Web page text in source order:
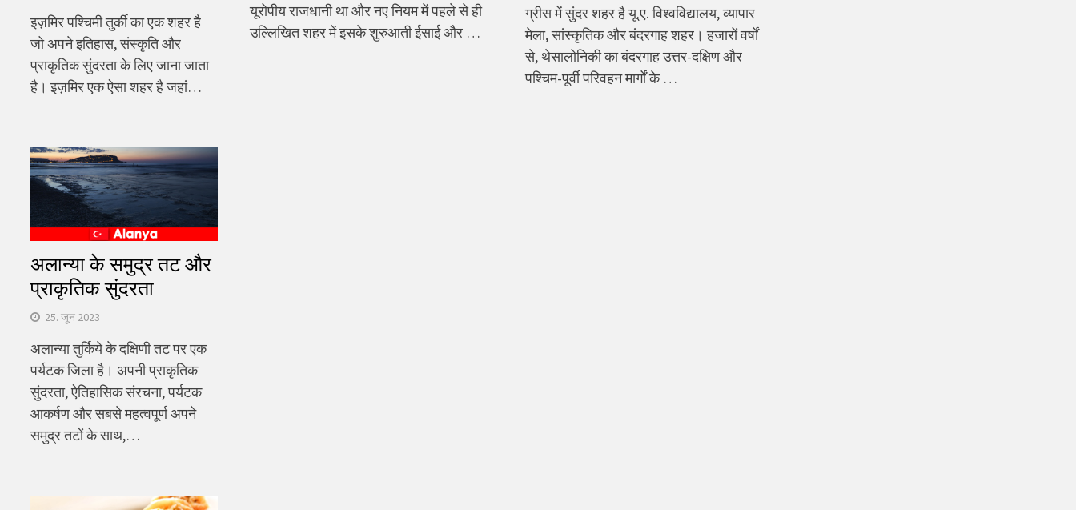
यूरोपीय राजधानी था और नए नियम में पहले से ही
उल्लिखित शहर में इसके शुरुआती ईसाई और …
ग्रीस में सुंदर शहर है यू.ए. विश्वविद्यालय, व्यापार
मेला, सांस्कृतिक और बंदरगाह शहर। हजारों वर्षों
से, थेसालोनिकी का बंदरगाह उत्तर-दक्षिण और
पश्चिम-पूर्वी परिवहन मार्गों के …
इज़मिर पश्चिमी तुर्की का एक शहर है
जो अपने इतिहास, संस्कृति और
प्राकृतिक सुंदरता के लिए जाना जाता
है। इज़मिर एक ऐसा शहर है जहां…
अलान्या के समुद्र तट और
प्राकृतिक सुंदरता
25. जून 2023
अलान्या तुर्किये के दक्षिणी तट पर एक
पर्यटक जिला है। अपनी प्राकृतिक
सुंदरता, ऐतिहासिक संरचना, पर्यटक
आकर्षण और सबसे महत्वपूर्ण अपने
समुद्र तटों के साथ,…